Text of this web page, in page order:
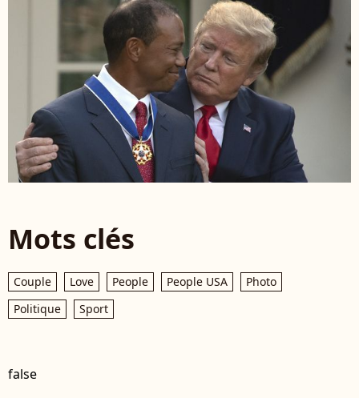
Mots clés
Couple Love People People USA
Photo
Politique
Sport
false